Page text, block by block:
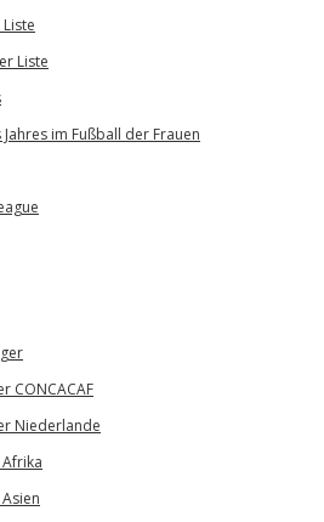
Liste
im Fußball der Frauen
CONCACAF
Niederlande